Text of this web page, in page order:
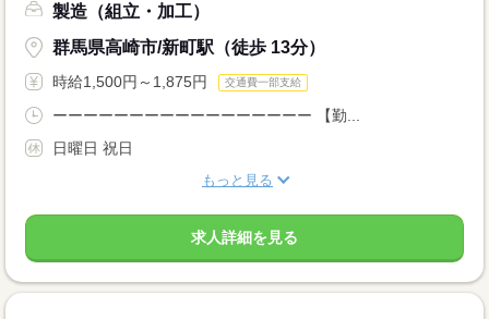
製造（組立・加工）
群馬県高崎市/新町駅（徒歩 13分）
時給1,500円～1,875円 交通費一部支給
ーーーーーーーーーーーーーーーーー 【勤...
日曜日 祝日
もっと見る
求人詳細を見る